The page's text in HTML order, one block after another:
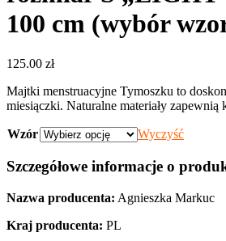
100 cm (wybór
125.00 zł
Majtki menstruacyjne Tymoszku to
miesiączki. Naturalne materiały
Wzór Wyczyść
Szczegółowe informacje o
Nazwa producenta: Agnieszka Markuc
Kraj producenta: PL